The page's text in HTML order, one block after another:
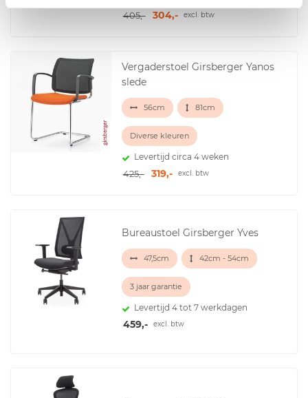
405,- 304,- excl. btw
Vergaderstoel Girsberger Yanos
slede
56cm 81cm
Diverse kleuren
Levertijd circa 4 weken
425,- 319,- excl. btw
Bureaustoel Girsberger Yves
47,5cm 42cm - 54cm
3 jaar garantie
Levertijd 4 tot 7 werkdagen
459,- excl. btw